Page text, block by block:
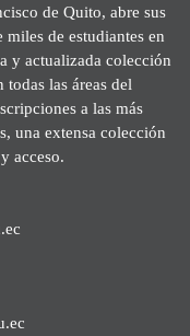
de Quito, abre sus
de estudiantes en
y actualizada colección
las áreas del
a las más
una extensa colección
acceso.